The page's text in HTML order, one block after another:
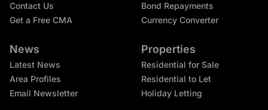
Contact Us
Get a Free CMA
Bond Repayments
Currency Converter
News
Latest News
Area Profiles
Email Newsletter
Properties
Residential for Sale
Residential to Let
Holiday Letting